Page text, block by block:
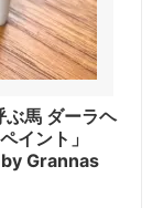
ぶ馬 ダーラヘ
イント」
Grannas